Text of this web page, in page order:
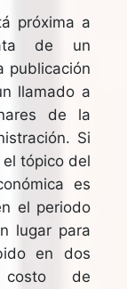
próxima a
de un
publicación
llamado a
de la
Si
tópico del
es
el periodo
lugar para
en dos
costo de